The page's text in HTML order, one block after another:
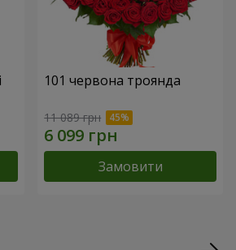
101 червона троянда
11 089 грн
Замовити